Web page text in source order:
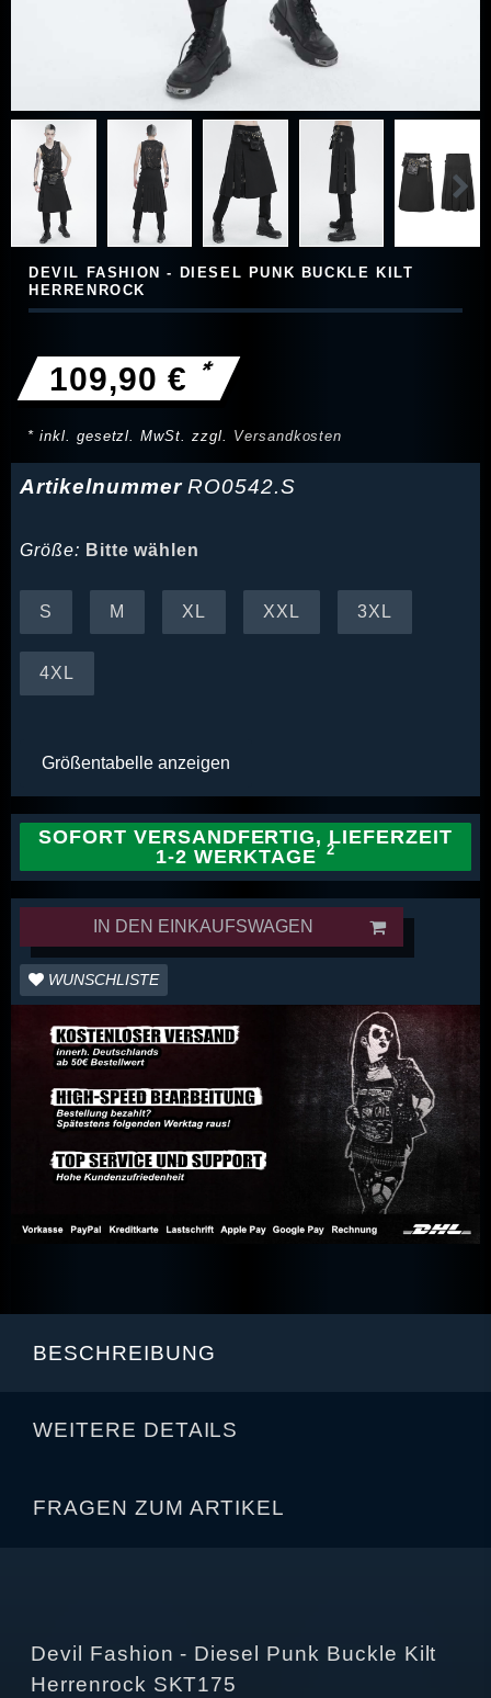
DEVIL FASHION - DIESEL PUNK BUCKLE KILT
HERRENROCK
109,90 € *
* inkl. gesetzl. MwSt. zzgl. Versandkosten
ArtikelnummerRO0542.S
Größe: Bitte wählen
S M XL XXL 3XL
4XL
Größentabelle anzeigen
SOFORT VERSANDFERTIG, LIEFERZEIT
1-2 WERKTAGE
IN DEN EINKAUFSWAGEN
WUNSCHLISTE
BESCHREIBUNG
WEITERE DETAILS
FRAGEN ZUM ARTIKEL
Devil Fashion - Diesel Punk Buckle Kilt
Herrenrock SKT175